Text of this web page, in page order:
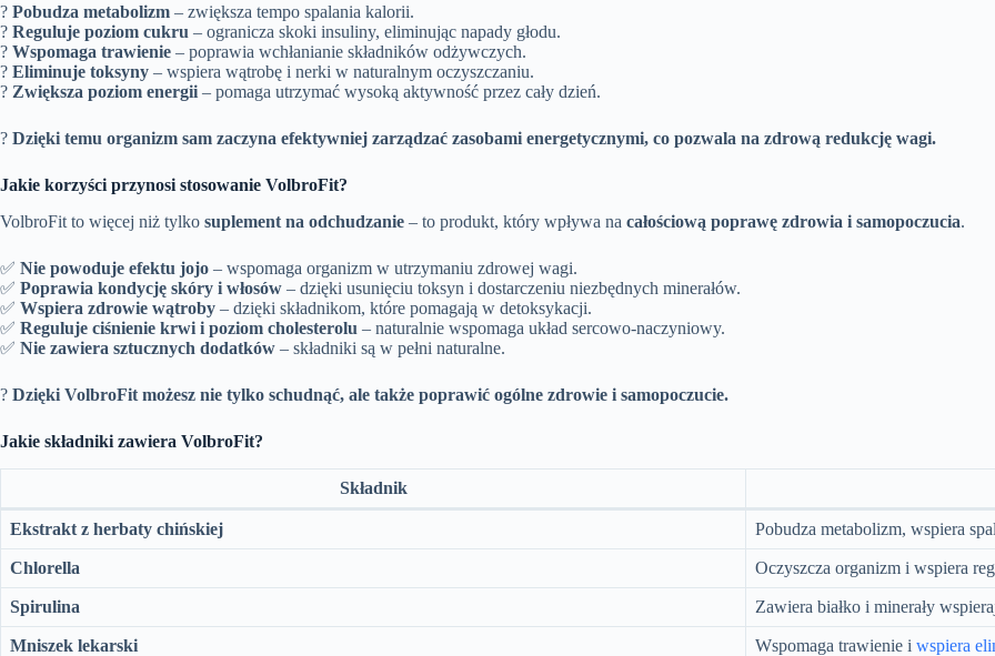
? Pobudza metabolizm – zwiększa tempo spalania kalorii.
? Reguluje poziom cukru – ogranicza skoki insuliny, eliminując napady głodu.
? Wspomaga trawienie – poprawia wchłanianie składników odżywczych.
? Eliminuje toksyny – wspiera wątrobę i nerki w naturalnym oczyszczaniu.
? Zwiększa poziom energii – pomaga utrzymać wysoką aktywność przez cały dzień.
? Dzięki temu organizm sam zaczyna efektywniej zarządzać zasobami energetycznymi, co pozwala na zdrową redukcję wagi.
Jakie korzyści przynosi stosowanie VolbroFit?
VolbroFit to więcej niż tylko suplement na odchudzanie – to produkt, który wpływa na całościową poprawę zdrowia i samopoczucia.
✅ Nie powoduje efektu jojo – wspomaga organizm w utrzymaniu zdrowej wagi.
✅ Poprawia kondycję skóry i włosów – dzięki usunięciu toksyn i dostarczeniu niezbędnych minerałów.
✅ Wspiera zdrowie wątroby – dzięki składnikom, które pomagają w detoksykacji.
✅ Reguluje ciśnienie krwi i poziom cholesterolu – naturalnie wspomaga układ sercowo-naczyniowy.
✅ Nie zawiera sztucznych dodatków – składniki są w pełni naturalne.
? Dzięki VolbroFit możesz nie tylko schudnąć, ale także poprawić ogólne zdrowie i samopoczucie.
Jakie składniki zawiera VolbroFit?
Składnik
Ekstrakt z herbaty chińskiej Pobudza metabolizm, wspiera
Chlorella Oczyszcza organizm i wspiera
Spirulina Zawiera białko i minerały
Mniszek lekarski Wspomaga trawienie i wspiera